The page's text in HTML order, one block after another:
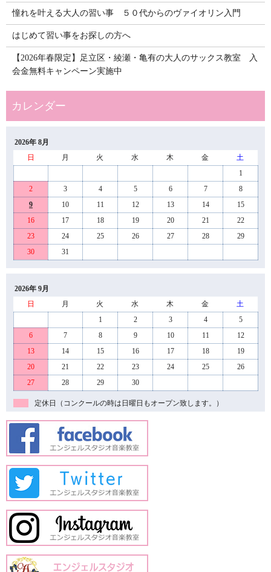
憧れを叶える大人の習い事 ５０代からのヴァイオリン入門
はじめて習い事をお探しの方へ
【2026年春限定】足立区・綾瀬・亀有の大人のサックス教室 入
会金無料キャンペーン実施中
2026年 8月
日
月 火 水 木 金
土
1
2
3 4 5 6 7
8
9
10 11 12 13 14
15
16
17 18 19 20 21
22
23
24 25 26 27 28
29
30
31
2026年 9月
日
月 火 水 木 金
土
1
2 3 4
5
6
7 8 9 10 11
12
13
14 15 16 17 18
19
20
21 22 23 24 25
26
27
28 29 30
定休日（コンクールの時は日曜日もオープン致します。）